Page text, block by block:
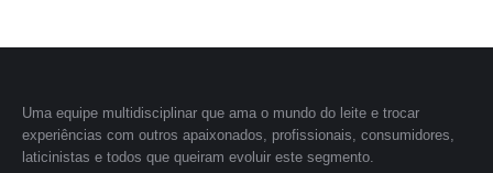
Uma equipe multidisciplinar que ama o mundo do leite e trocar
experiências com outros apaixonados, profissionais, consumidores,
laticinistas e todos que queiram evoluir este segmento.